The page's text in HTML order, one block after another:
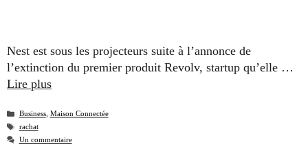
Nest est sous les projecteurs suite à l’annonce de
l’extinction du premier produit Revolv, startup qu’elle …
Lire plus
Catégories
Business, Maison Connectée
Étiquettes
rachat
Un commentaire